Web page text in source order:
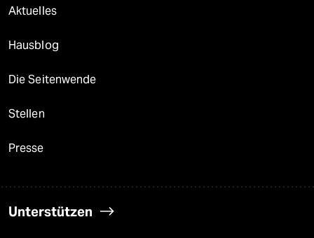
Aktuelles
Hausblog
Die Seitenwende
Stellen
Presse
Unterstützen